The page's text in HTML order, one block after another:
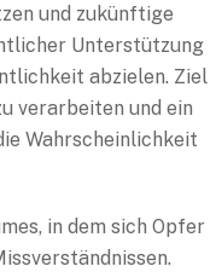
und zukünftige
Unterstützung
abzielen. Ziel
verarbeiten und ein
Wahrscheinlichkeit
in dem sich Opfer